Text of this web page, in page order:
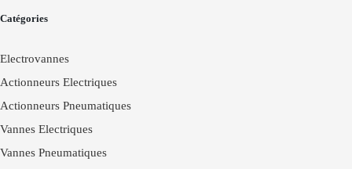
Catégories
Electrovannes
Actionneurs Electriques
Actionneurs Pneumatiques
Vannes Electriques
Vannes Pneumatiques